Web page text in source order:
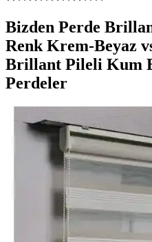
Bizden Perde
Renk Krem-Beyaz
Brillant Pileli Kum
Perdeler